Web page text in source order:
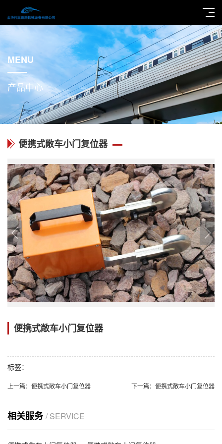
MENU
产品中心
便携式敞车小门复位器
便携式敞车小门复位器
标签：
上一篇： 便携式敞车小门复位器 下一篇： 便携式敞车小门复位器
相关服务/ SERVICE